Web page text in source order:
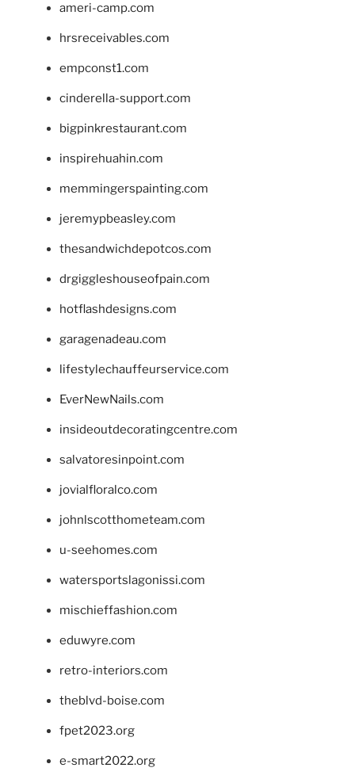
ameri-camp.com
hrsreceivables.com
empconst1.com
cinderella-support.com
bigpinkrestaurant.com
inspirehuahin.com
memmingerspainting.com
jeremypbeasley.com
thesandwichdepotcos.com
drgiggleshouseofpain.com
hotflashdesigns.com
garagenadeau.com
lifestylechauffeurservice.com
EverNewNails.com
insideoutdecoratingcentre.com
salvatoresinpoint.com
jovialfloralco.com
johnlscotthometeam.com
u-seehomes.com
watersportslagonissi.com
mischieffashion.com
eduwyre.com
retro-interiors.com
theblvd-boise.com
fpet2023.org
e-smart2022.org